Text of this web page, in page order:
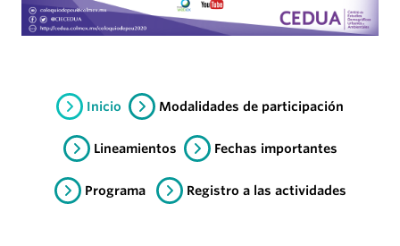
Inicio Modalidades de participación
Lineamientos Fechas importantes
Programa Registro a las actividades